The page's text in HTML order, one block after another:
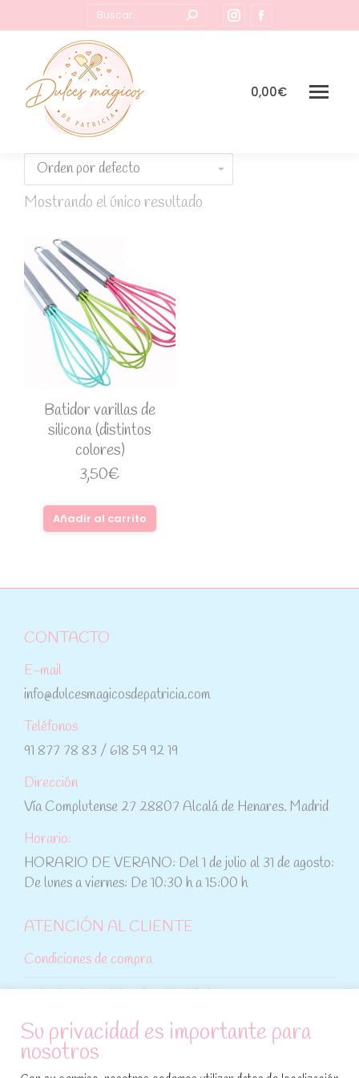
Buscar:
Instagram
page
new
page
in
0,00€
Mostrando el único resultado
Batidor varillas de
silicona (distintos
colores)
3,50€
Añadir al carrito
CONTACTO
E-mail
info@dulcesmagicosdepatricia.com
Teléfonos
91 877 78 83 / 618 59 92 19
Dirección
Vía Complutense 27 28807 Alcalá de Henares. Madrid
Horario:
HORARIO DE VERANO: Del 1 de julio al 31 de agosto:
De lunes a viernes: De 10:30 h a 15:00 h
ATENCIÓN AL CLIENTE
Condiciones de compra
Política de cookies
Su privacidad es importante para
nosotros